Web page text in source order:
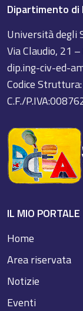
Dipartimento di
Università degli
Via Claudio, 21
dip.ing-civ-ed-
Codice
C.F./
IL MIO PORTALE
Home
Area riservata
Notizie
Eventi